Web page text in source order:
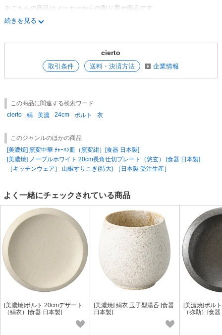
※こちらの商品はメーカーからの取り寄せ商品です。
ご注文いただいたあとに在庫確認・入荷をいたします。欠品の場合は次回
入荷をお知らせ致します。
量などに違いが出ることがあります。
※梱包につきまして、エコの観点からリサイクル資材を使用する場合もご
ざいます。ご了承ください。
※こちらの商品は釉だれ（器にかけた釉薬の流れた跡が残ること）や
色むらがある場合があります。ご了承の上ご購入くださいますようお願い
め、急な完売等で在庫数更新が遅れる場合がございます。 その際は、ご
注文頂いた商品の納期が遅れる(若しくはキャンセル扱いとさせて頂く)可
能性がございます。 ご迷惑をお掛けしますが、何卒ご了承下さい。
サンプル注文もお受けします。1点のみをご希望のお客様はご注文後にメ
ッセージにてご連絡ください。注文内容を弊社にて変更いたします。その
他ご不明な点がございましたらお問い合わせください。
続きを見る
cierto
取引条件 送料・決済方法 企業情報
この商品に関連する検索ワード
cierto
絹 美濃 24cm ポルト 衣
このジャンルのほかの商品
[美濃焼] 窯変中華 ﾁｬｰﾊﾝ皿（窯変紺）[食器 日本製]
[美濃焼] ノーブルホワイト 20cm長角仕切プレート（悠玄） [食器 日本製]
［キッチンウェア］ 山椒すりこぎ(特大) ［日本製 受注生産］
よく一緒にチェックされている商品
[美濃焼]ポルト 20cmデザート
（絹衣）[食器 日本製]
[美濃焼] 絹衣 玉子型湯呑 [食器
日本製]
[美濃焼]ポル
（弥勒）[食